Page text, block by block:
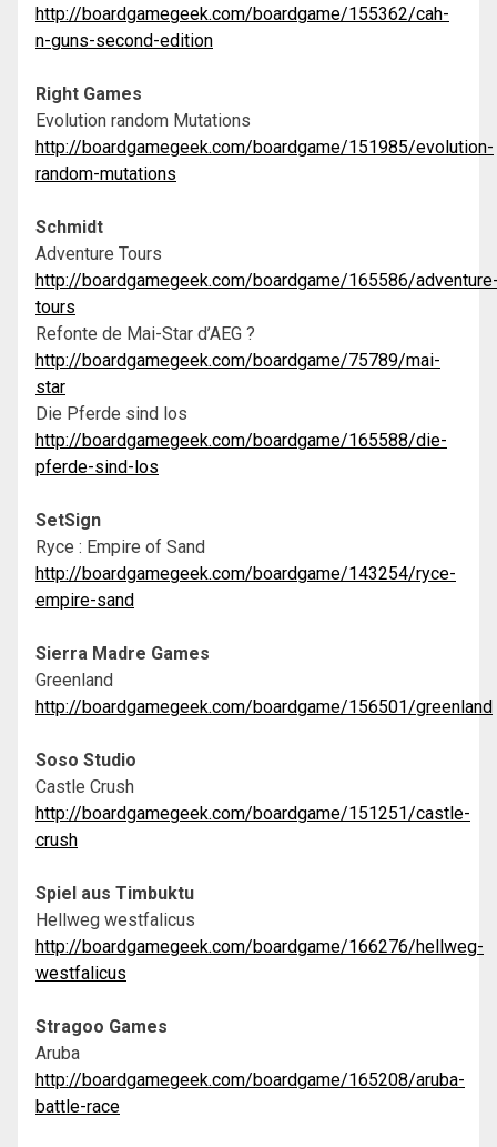
http://boardgamegeek.com/boardgame/155362/cah-
n-guns-second-edition
Right Games
Evolution random Mutations
http://boardgamegeek.com/boardgame/151985/evolution-
random-mutations
Schmidt
Adventure Tours
http://boardgamegeek.com/boardgame/165586/
tours
Refonte de Mai-Star d’AEG ?
http://boardgamegeek.com/boardgame/75789/mai-
star
Die Pferde sind los
http://boardgamegeek.com/boardgame/165588/die-
pferde-sind-los
SetSign
Ryce : Empire of Sand
http://boardgamegeek.com/boardgame/143254/ryce-
empire-sand
Sierra Madre Games
Greenland
http://boardgamegeek.com/boardgame/156501/greenland
Soso Studio
Castle Crush
http://boardgamegeek.com/boardgame/151251/castle-
crush
Spiel aus Timbuktu
Hellweg westfalicus
http://boardgamegeek.com/boardgame/166276/hellweg-
westfalicus
Stragoo Games
Aruba
http://boardgamegeek.com/boardgame/165208/aruba-
battle-race